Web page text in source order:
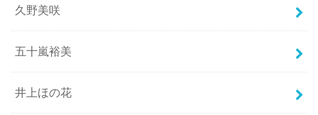
久野美咲
五十嵐裕美
井上ほの花